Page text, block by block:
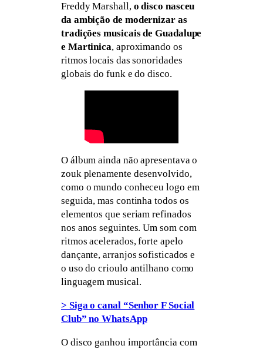
Freddy Marshall, o disco nasceu
da ambição de modernizar as
tradições musicais de Guadalupe
e Martinica, aproximando os
ritmos locais das sonoridades
globais do funk e do disco.
O álbum ainda não apresentava o
zouk plenamente desenvolvido,
como o mundo conheceu logo em
seguida, mas continha todos os
elementos que seriam refinados
nos anos seguintes. Um som com
ritmos acelerados, forte apelo
dançante, arranjos sofisticados e
o uso do crioulo antilhano como
linguagem musical.
> Siga o canal “Senhor F Social
Club” no WhatsApp
O disco ganhou importância com